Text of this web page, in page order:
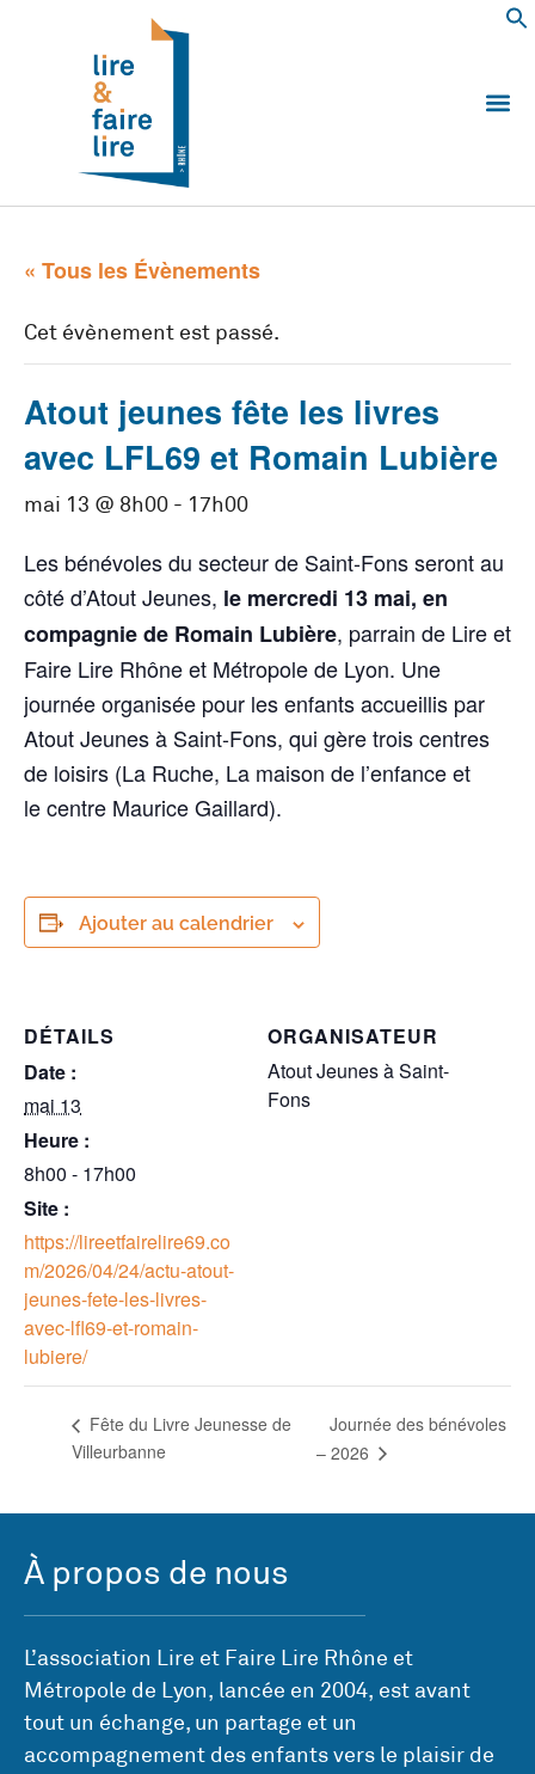
« Tous les Évènements
Cet évènement est passé.
Atout jeunes fête les livres
avec LFL69 et Romain Lubière
mai 13 @ 8h00 - 17h00
Les bénévoles du secteur de Saint-Fons seront au
côté d’Atout Jeunes, le mercredi 13 mai, en
compagnie de Romain Lubière, parrain de Lire et
Faire Lire Rhône et Métropole de Lyon. Une
journée organisée pour les enfants accueillis par
Atout Jeunes à Saint-Fons, qui gère trois centres
de loisirs (La Ruche, La maison de l’enfance et
le centre Maurice Gaillard).
Ajouter au calendrier
DÉTAILS
Date :
mai 13
Heure :
8h00 - 17h00
Site :
https://lireetfairelire69.co
m/2026/04/24/actu-atout-
jeunes-fete-les-livres-
avec-lfl69-et-romain-
lubiere/
ORGANISATEUR
Atout Jeunes à Saint-
Fons
Fête du Livre Jeunesse de
Villeurbanne
Journée des bénévoles
– 2026
À propos de nous
L’association Lire et Faire Lire Rhône et
Métropole de Lyon, lancée en 2004, est avant
tout un échange, un partage et un
accompagnement des enfants vers le plaisir de